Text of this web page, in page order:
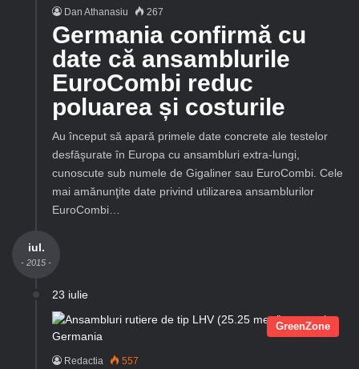
Dan Athanasiu 267
Germania confirmă cu
date că ansamblurile
EuroCombi reduc
poluarea și costurile
Au început să apară primele date concrete ale testelor
desfăşurate în Europa cu ansambluri extra-lungi,
cunoscute sub numele de Gigaliner sau EuroCombi. Cele
mai amănunţite date privind utilizarea ansamblurilor
EuroCombi…
iul.
- 2015 -
23 iulie
GreenZone
Redactia 557